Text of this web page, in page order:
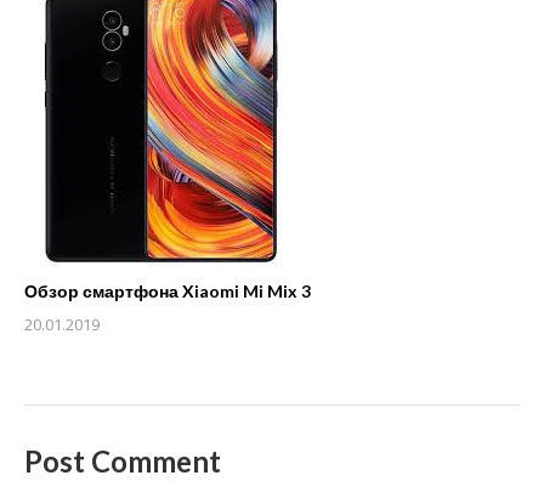
Обзор смартфона Xiaomi Mi Mix 3
20.01.2019
Post Comment